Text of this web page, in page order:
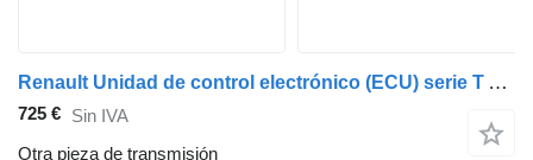
Renault Unidad de control electrónico (ECU) serie T AT2412F Optidrive 7424213321 para Renault T-Serie camión
725 € Sin IVA
Otra pieza de transmisión